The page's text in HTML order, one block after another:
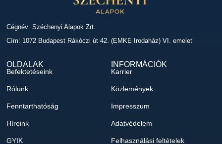
Cégnév: Széchenyi Alapok Zrt.
Cím: 1072 Budapest Rákóczi út 42. (EMKE Irodaház) VI. emelet
OLDALAK
Befektetéseink
Rólunk
Fenntarthatóság
Híreink
GYIK
INFORMÁCIÓK
Karrier
Közlemények
Impresszum
Adatvédelem
Felhasználási feltételek